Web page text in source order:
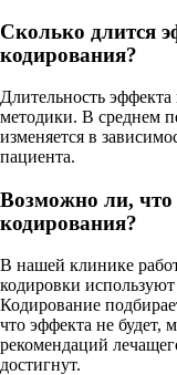
Сколько длится
кодирования?
Длительность
методики. В среднем
изменяется в
пациента.
Возможно ли, что
кодирования?
В нашей клинике
кодировки
Кодирование
что эффекта не
рекомендаций
достигнут.